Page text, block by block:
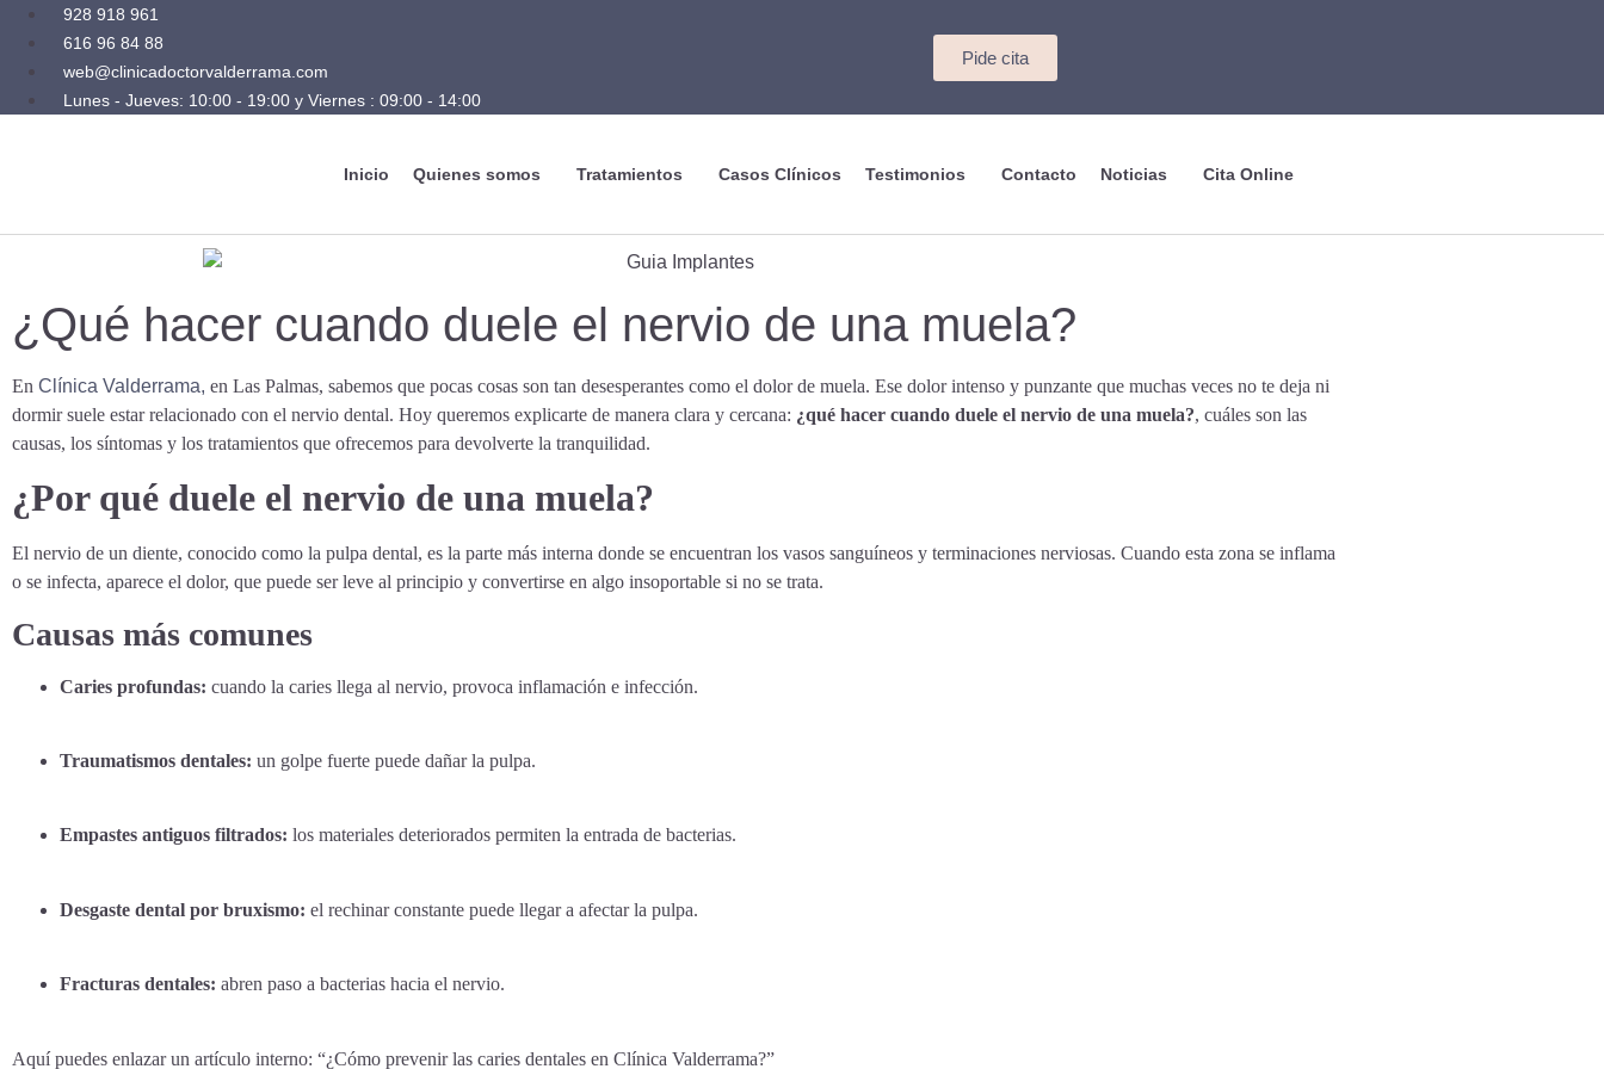
928 918 961
616 96 84 88
web@clinicadoctorvalderrama.com
Lunes - Jueves: 10:00 - 19:00 y Viernes : 09:00 - 14:00
Pide cita
Inicio Quienes somos Tratamientos Casos Clínicos Testimonios Contacto Noticias Cita Online
¿Qué hacer cuando duele el nervio de una muela?
En Clínica Valderrama, en Las Palmas, sabemos que pocas cosas son tan desesperantes como el dolor de muela. Ese dolor intenso y punzante que muchas veces no te deja ni
dormir suele estar relacionado con el nervio dental. Hoy queremos explicarte de manera clara y cercana: ¿qué hacer cuando duele el nervio de una muela?, cuáles son las
causas, los síntomas y los tratamientos que ofrecemos para devolverte la tranquilidad.
¿Por qué duele el nervio de una muela?
El nervio de un diente, conocido como la pulpa dental, es la parte más interna donde se encuentran los vasos sanguíneos y terminaciones nerviosas. Cuando esta zona se inflama
o se infecta, aparece el dolor, que puede ser leve al principio y convertirse en algo insoportable si no se trata.
Causas más comunes
Caries profundas: cuando la caries llega al nervio, provoca inflamación e infección.
Traumatismos dentales: un golpe fuerte puede dañar la pulpa.
Empastes antiguos filtrados: los materiales deteriorados permiten la entrada de bacterias.
Desgaste dental por bruxismo: el rechinar constante puede llegar a afectar la pulpa.
Fracturas dentales: abren paso a bacterias hacia el nervio.
Aquí puedes enlazar un artículo interno: “¿Cómo prevenir las caries dentales en Clínica Valderrama?”